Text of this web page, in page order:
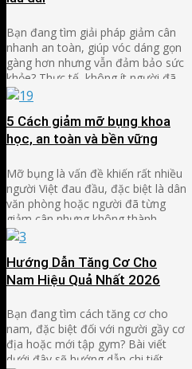
Bạn đang tìm giải pháp giảm cân
nhanh an toàn, giúp vóc dáng gọn
gàng hơn nhưng vẫn đảm bảo sức
khỏe? Thực tế, không ít người đã
thử nhiều cách khác nhau nhưng
thậm chí còn mệt mỏi và tăng cân
trở lại. Bài viết này sẽ …
5 Cách giảm mỡ bụng khoa
học, an toàn và bền vững
Mỡ bụng là vấn đề khiến rất nhiều
người Việt đau đầu, đặc biệt là dân
văn phòng hoặc người đã từng
giảm cân nhưng không thành
công. Không ít người tập bụng mỗi
nhiều phương pháp truyền miệng
nhưng vòng eo vẫn không cải
Hướng Dẫn Tăng Cơ Cho
Nam Hiệu Quả Nhất 2026
Bạn đang tìm cách tăng cơ cho
nam, đặc biệt đối với người gầy cơ
địa hoặc mới tập gym? Bài viết
dưới đây sẽ hướng dẫn chi tiết